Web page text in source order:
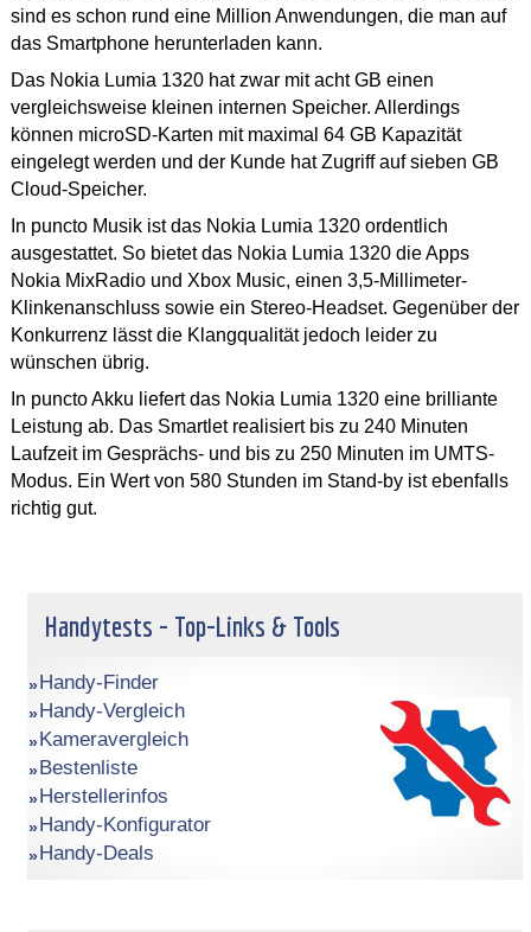
sind es schon rund eine Million Anwendungen, die man auf
das Smartphone herunterladen kann.
Das Nokia Lumia 1320 hat zwar mit acht GB einen
vergleichsweise kleinen internen Speicher. Allerdings
können microSD-Karten mit maximal 64 GB Kapazität
eingelegt werden und der Kunde hat Zugriff auf sieben GB
Cloud-Speicher.
In puncto Musik ist das Nokia Lumia 1320 ordentlich
ausgestattet. So bietet das Nokia Lumia 1320 die Apps
Nokia MixRadio und Xbox Music, einen 3,5-Millimeter-
Klinkenanschluss sowie ein Stereo-Headset. Gegenüber der
Konkurrenz lässt die Klangqualität jedoch leider zu
wünschen übrig.
In puncto Akku liefert das Nokia Lumia 1320 eine brilliante
Leistung ab. Das Smartlet realisiert bis zu 240 Minuten
Laufzeit im Gesprächs- und bis zu 250 Minuten im UMTS-
Modus. Ein Wert von 580 Stunden im Stand-by ist ebenfalls
richtig gut.
Handytests - Top-Links & Tools
Handy-Finder
Handy-Vergleich
Kameravergleich
Bestenliste
Herstellerinfos
Handy-Konfigurator
Handy-Deals